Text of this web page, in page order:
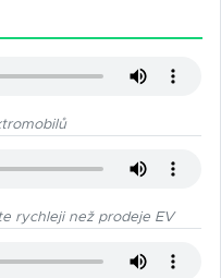
rychleji než prodeje EV